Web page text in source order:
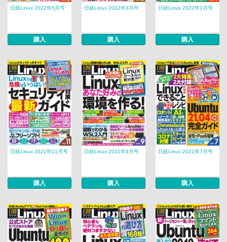
日経Linux 2022年5月号
購入
日経Linux 2022年3月号
購入
日経Linux 2022年1月号
購入
日経Linux 2021年11月号
購入
日経Linux 2021年9月号
購入
日経Linux 2021年7月号
購入